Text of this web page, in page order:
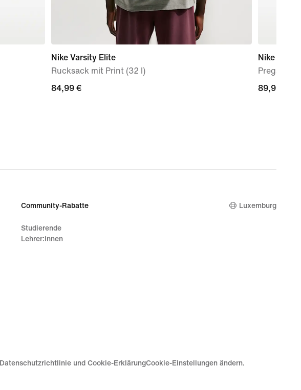
Nike Varsity Elite
Rucksack mit Print (32 l)
84,99 €
84,99 €
Nike Mind
Pregame
89,99 €
89,99 €
Community-Rabatte
Studierende
Lehrer:innen
Luxemburg
Datenschutzrichtlinie und Cookie-ErklärungCookie-Einstellungen ändern.